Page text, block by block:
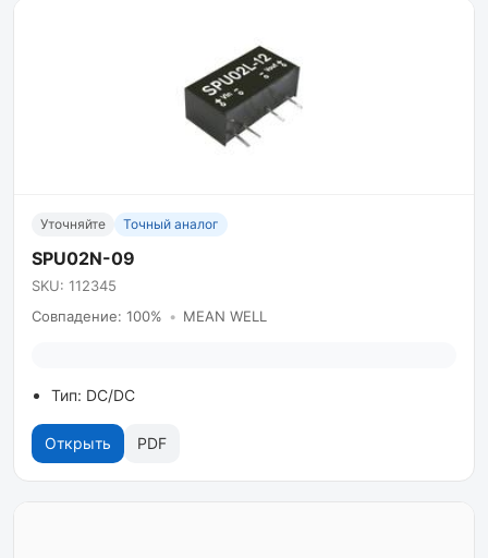
Уточняйте Точный аналог
SPU02N-09
SKU: 112345
Совпадение: 100% • MEAN WELL
Тип: DC/DC
Открыть PDF